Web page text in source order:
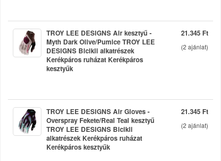
21.345 Ft
(2 ajánlat)
TROY LEE DESIGNS Air kesztyű -
Myth Dark Olive/Pumice TROY LEE
DESIGNS Bicikli alkatrészek
Kerékpáros ruházat Kerékpáros
kesztyűk
21.345 Ft
(2 ajánlat)
TROY LEE DESIGNS Air Gloves -
Overspray Fekete/Real Teal kesztyű
TROY LEE DESIGNS Bicikli
alkatrészek Kerékpáros ruházat
Kerékpáros kesztyűk